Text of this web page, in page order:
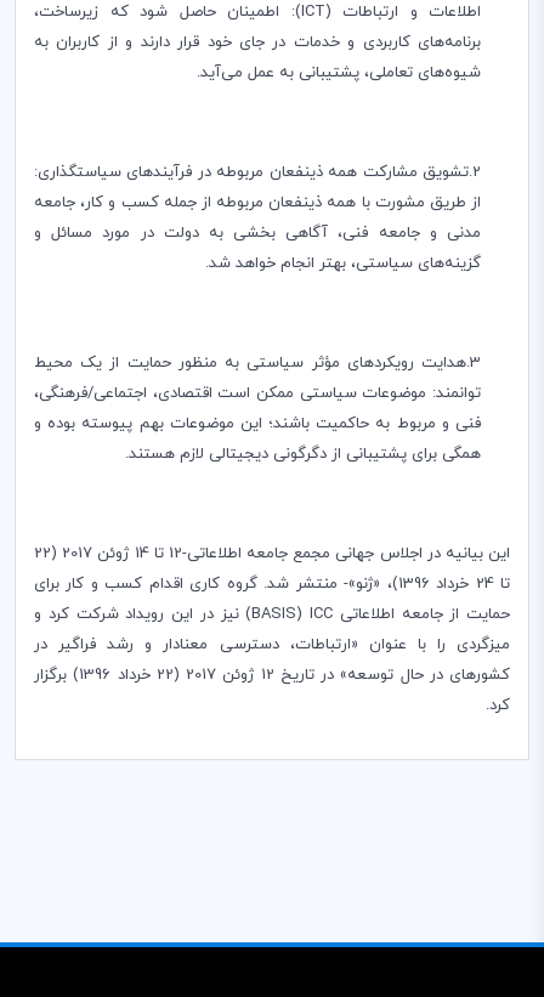
اطلاعات و ارتباطات (ICT): اطمینان حاصل شود که زیرساخت،
برنامه‌های کاربردی و خدمات در جای خود قرار دارند و از کاربران به
شیوه‌های تعاملی، پشتیبانی به عمل می‌آید.
2.تشویق مشارکت همه ذینفعان مربوطه در فرآیندهای سیاستگذاری:
از طریق مشورت با همه ذینفعان مربوطه از جمله کسب و کار، جامعه
مدنی و جامعه فنی، آگاهی بخشی به دولت در مورد مسائل و
گزینه‌های سیاستی، بهتر انجام خواهد شد.
3.هدایت رویکردهای مؤثر سیاستی به منظور حمایت از یک محیط
توانمند: موضوعات سیاستی ممکن است اقتصادی، اجتماعی/فرهنگی،
فنی و مربوط به حاکمیت باشند؛ این موضوعات بهم پیوسته بوده و
همگی برای پشتیبانی از دگرگونی دیجیتالی لازم هستند.
این بیانیه در اجلاس جهانی مجمع جامعه اطلاعاتی-12 تا 14 ژوئن 2017 (22
تا 24 خرداد 1396)، «ژنو»- منتشر شد. گروه کاری اقدام کسب و کار برای
حمایت از جامعه اطلاعاتی ICC
(
BASIS) نیز در این رویداد شرکت کرد و
میزگردی را با عنوان «ارتباطات، دسترسی معنادار و رشد فراگیر در
کشورهای در حال توسعه» در تاریخ 12 ژوئن 2017 (22 خرداد 1396) برگزار
کرد.